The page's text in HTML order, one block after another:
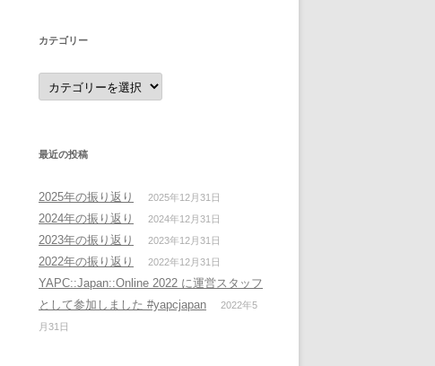
カテゴリー
カ
テ
ゴ
最近の投稿
2025年の振り返り 2025年12月31日
2024年の振り返り 2024年12月31日
2023年の振り返り 2023年12月31日
2022年の振り返り 2022年12月31日
YAPC::Japan::Online 2022 に運営スタッフ
として参加しました #yapcjapan
2022年5
月31日